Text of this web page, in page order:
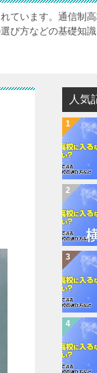
ています。通信制
び方などの基礎知
人気